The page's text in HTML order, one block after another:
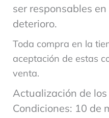
ser responsables
deterioro.
Toda compra en la
aceptación de estas
venta.
Actualización de los
Condiciones: 10 de